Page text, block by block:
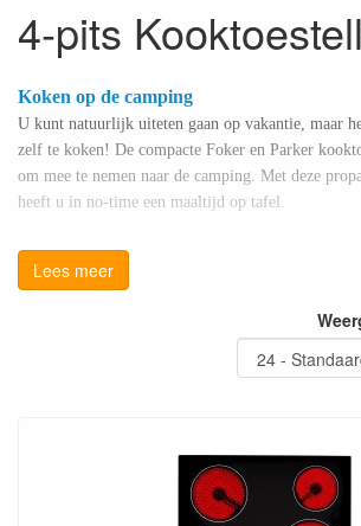
4-pits
Koken op de camping
U kunt natuurlijk uiteten gaan op vakantie, maar
zelf te koken! De compacte Foker en Parker
om mee te nemen naar de camping. Met deze
heeft u in no-time een maaltijd op tafel.
Lees meer